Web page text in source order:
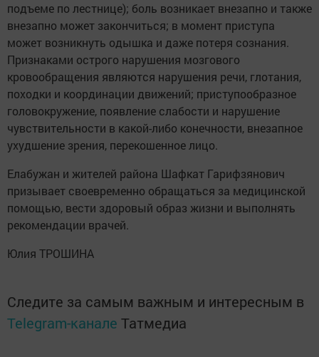
подъеме по лестнице); боль возникает внезапно и также
внезапно может закончиться; в момент приступа
может возникнуть одышка и даже потеря сознания.
Признаками острого нарушения мозгового
кровообращения являются нарушения речи, глотания,
походки и координации движений; приступообразное
головокружение, появление слабости и нарушение
чувствительности в какой-либо конечности, внезапное
ухудшение зрения, перекошенное лицо.
Елабужан и жителей района Шафкат Гарифзянович
призывает своевременно обращаться за медицинской
помощью, вести здоровый образ жизни и выполнять
рекомендации врачей.
Юлия ТРОШИНА
Следите за самым важным и интересным в
Telegram-канале Татмедиа